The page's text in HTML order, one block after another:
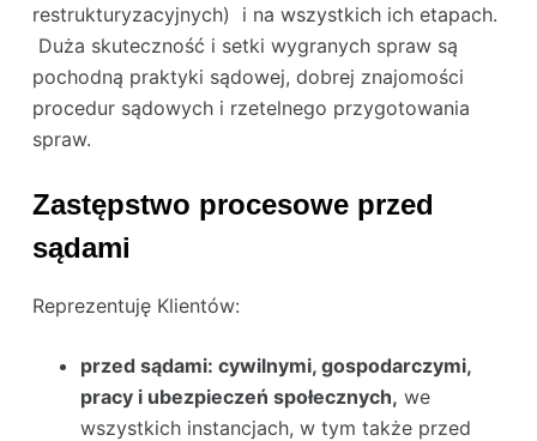
restrukturyzacyjnych) i na wszystkich ich etapach.
Duża skuteczność i setki wygranych spraw są
pochodną praktyki sądowej, dobrej znajomości
procedur sądowych i rzetelnego przygotowania
spraw.
Zastępstwo procesowe przed
sądami
Reprezentuję Klientów:
przed sądami: cywilnymi, gospodarczymi,
pracy i ubezpieczeń społecznych, we
wszystkich instancjach, w tym także przed